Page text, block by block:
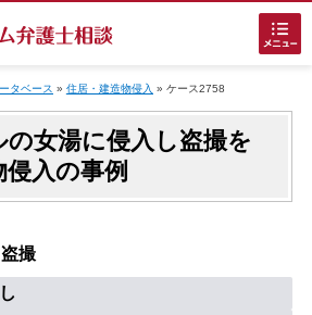
タベース » 住居・建造物侵入 » ケース2758
の女湯に侵入し盗撮を
入の事例
撮